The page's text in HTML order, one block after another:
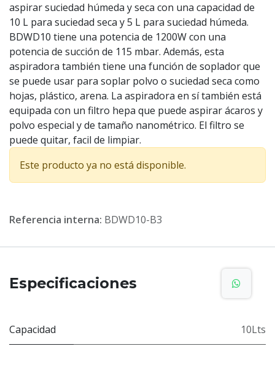
aspirar suciedad húmeda y seca con una capacidad de
10 L para suciedad seca y 5 L para suciedad húmeda.
BDWD10 tiene una potencia de 1200W con una
potencia de succión de 115 mbar. Además, esta
aspiradora también tiene una función de soplador que
se puede usar para soplar polvo o suciedad seca como
hojas, plástico, arena. La aspiradora en sí también está
equipada con un filtro hepa que puede aspirar ácaros y
polvo especial y de tamaño nanométrico. El filtro se
puede quitar, facil de limpiar.
Este producto ya no está disponible.
Referencia interna: BDWD10-B3
Especificaciones
Capacidad 10Lts